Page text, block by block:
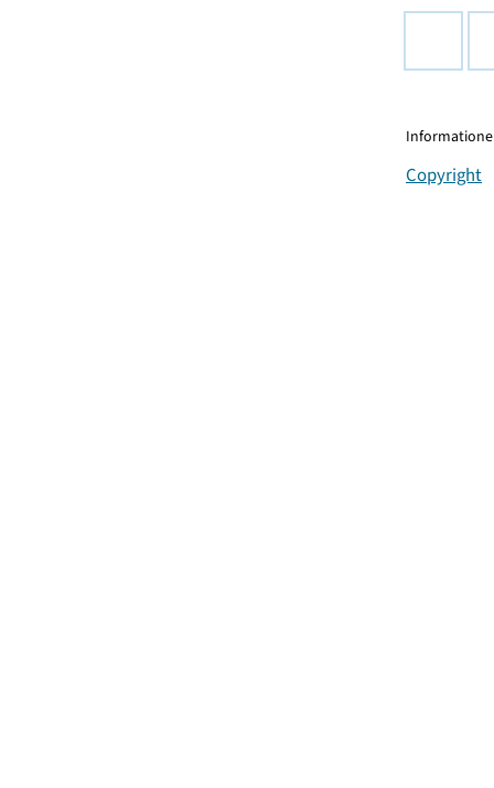
Copyright